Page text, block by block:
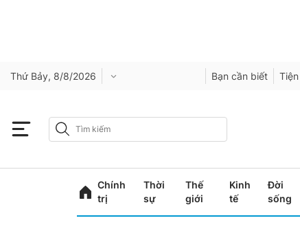
Thứ Bảy, 8/8/2026 Bạn cần biết
Chính
trị
Thời
sự
Thế
giới
Kinh
tế
Đời
sống